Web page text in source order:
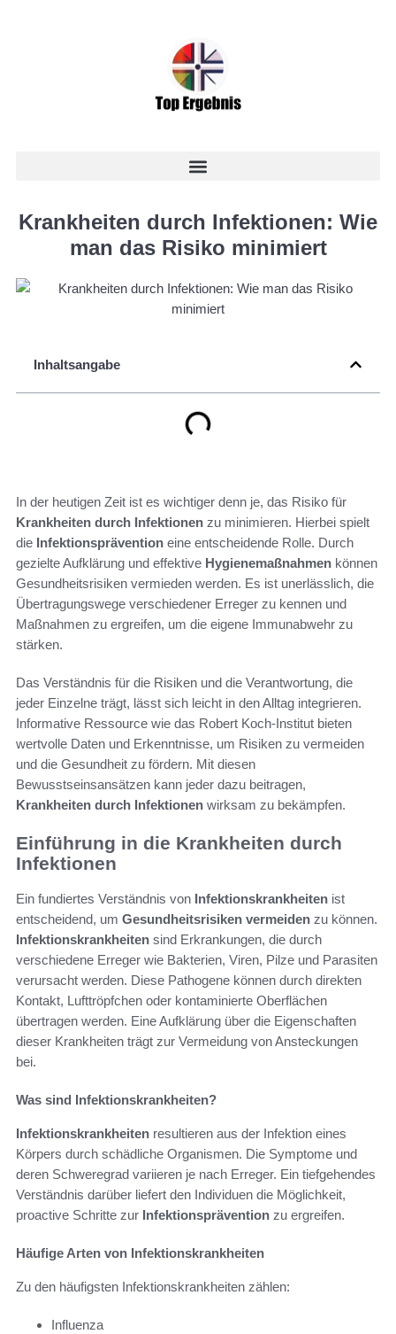
Krankheiten durch Infektionen: Wie
man das Risiko minimiert
Inhaltsangabe
In der heutigen Zeit ist es wichtiger denn je, das Risiko für
Krankheiten durch Infektionen zu minimieren. Hierbei spielt
die Infektionsprävention eine entscheidende Rolle. Durch
gezielte Aufklärung und effektive Hygienemaßnahmen können
Gesundheitsrisiken vermieden werden. Es ist unerlässlich, die
Übertragungswege verschiedener Erreger zu kennen und
Maßnahmen zu ergreifen, um die eigene Immunabwehr zu
stärken.
Das Verständnis für die Risiken und die Verantwortung, die
jeder Einzelne trägt, lässt sich leicht in den Alltag integrieren.
Informative Ressource wie das Robert Koch-Institut bieten
wertvolle Daten und Erkenntnisse, um Risiken zu vermeiden
und die Gesundheit zu fördern. Mit diesen
Bewusstseinsansätzen kann jeder dazu beitragen,
Krankheiten durch Infektionen wirksam zu bekämpfen.
Einführung in die Krankheiten durch
Infektionen
Ein fundiertes Verständnis von Infektionskrankheiten ist
entscheidend, um Gesundheitsrisiken vermeiden zu können.
Infektionskrankheiten sind Erkrankungen, die durch
verschiedene Erreger wie Bakterien, Viren, Pilze und Parasiten
verursacht werden. Diese Pathogene können durch direkten
Kontakt, Lufttröpfchen oder kontaminierte Oberflächen
übertragen werden. Eine Aufklärung über die Eigenschaften
dieser Krankheiten trägt zur Vermeidung von Ansteckungen
bei.
Was sind Infektionskrankheiten?
Infektionskrankheiten resultieren aus der Infektion eines
Körpers durch schädliche Organismen. Die Symptome und
deren Schweregrad variieren je nach Erreger. Ein tiefgehendes
Verständnis darüber liefert den Individuen die Möglichkeit,
proactive Schritte zur Infektionsprävention zu ergreifen.
Häufige Arten von Infektionskrankheiten
Zu den häufigsten Infektionskrankheiten zählen:
Influenza